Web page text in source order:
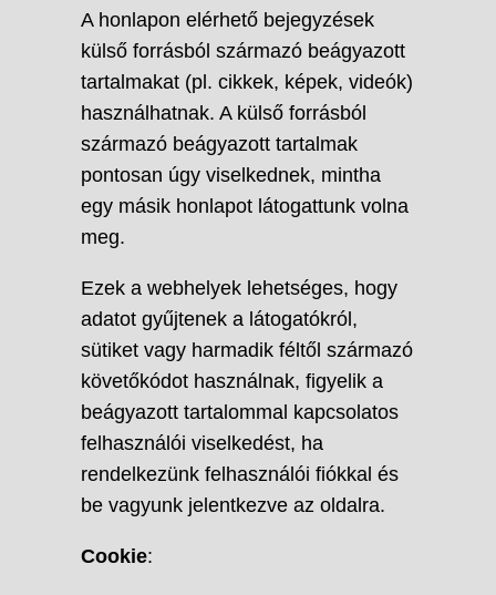
A honlapon elérhető bejegyzések
külső forrásból származó beágyazott
tartalmakat (pl. cikkek, képek, videók)
használhatnak. A külső forrásból
származó beágyazott tartalmak
pontosan úgy viselkednek, mintha
egy másik honlapot látogattunk volna
meg.
Ezek a webhelyek lehetséges, hogy
adatot gyűjtenek a látogatókról,
sütiket vagy harmadik féltől származó
követőkódot használnak, figyelik a
beágyazott tartalommal kapcsolatos
felhasználói viselkedést, ha
rendelkezünk felhasználói fiókkal és
be vagyunk jelentkezve az oldalra.
Cookie: